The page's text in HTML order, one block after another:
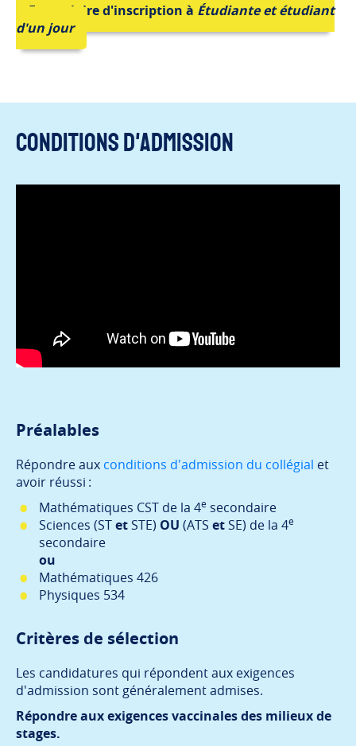
Formulaire d'inscription à Étudiante et étudiant
d'un jour
Conditions d'admission
Préalables
Répondre aux conditions d'admission du collégial et
avoir réussi :
Mathématiques CST de la 4e secondaire
Sciences (STetSTE) OU (ATS etSE) de la 4e
secondaire
ou
Mathématiques 426
Physiques 534
Critères de sélection
Les candidatures qui répondent aux exigences
d'admission sont généralement admises.
Répondre aux exigences vaccinales des milieux de
stages.